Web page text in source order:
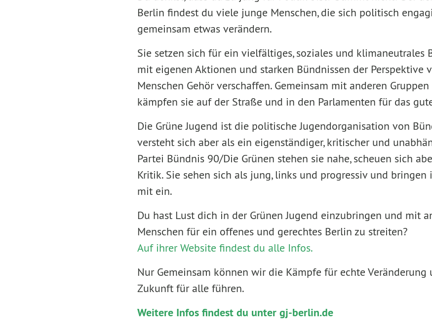
Berlin findest du viele junge Menschen, die sich politisch
gemeinsam etwas verändern.
Sie setzen sich für ein vielfältiges, soziales und klimaneutrales
mit eigenen Aktionen und starken Bündnissen der Perspektive
Menschen Gehör verschaffen. Gemeinsam mit anderen
kämpfen sie auf der Straße und in den Parlamenten für das
Die Grüne Jugend ist die politische Jugendorganisation von
versteht sich aber als ein eigenständiger, kritischer und
Partei Bündnis 90/Die Grünen stehen sie nahe, scheuen sich
Kritik. Sie sehen sich als jung, links und progressiv und bringen
mit ein.
Du hast Lust dich in der Grünen Jugend einzubringen und mit
Menschen für ein offenes und gerechtes Berlin zu streiten?
Auf ihrer Website findest du alle Infos.
Nur Gemeinsam können wir die Kämpfe für echte Veränderung
Zukunft für alle führen.
Weitere Infos findest du unter gj-berlin.de